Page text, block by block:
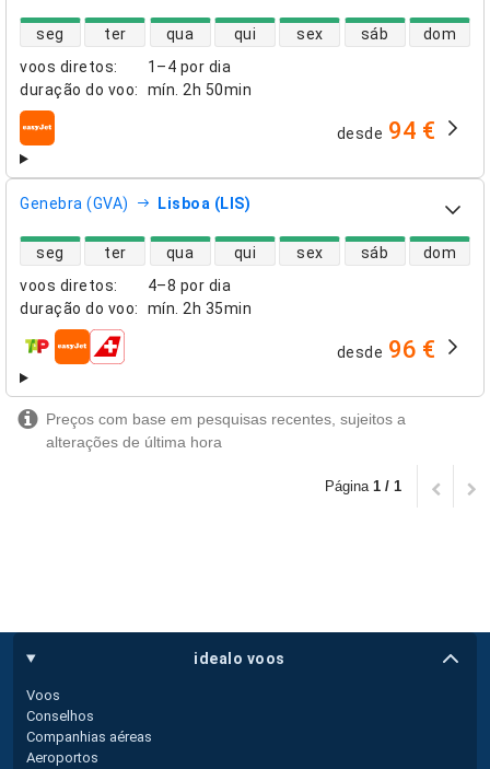
voos diretos:
1–4 por dia
duração do voo: mín. 2h 50min
disponibilidade de voos diretos
seg ter qua qui sex sáb dom
companhias aéreas desde 94 €
Genebra (GVA) Lisboa (LIS)
voos diretos:
4–8 por dia
duração do voo: mín. 2h 35min
disponibilidade de voos diretos
seg ter qua qui sex sáb dom
companhias aéreas desde 96 €
Preços com base em pesquisas recentes, sujeitos a
alterações de última hora
Página 1 / 1
idealo voos
Voos
Conselhos
Companhias aéreas
Aeroportos